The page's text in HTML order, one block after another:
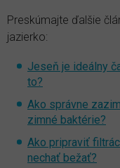
Preskúmajte ďalšie
jazierko:
Jeseň je ideálny
to?
Ako správne
zimné baktérie?
Ako pripraviť
nechať bežať?